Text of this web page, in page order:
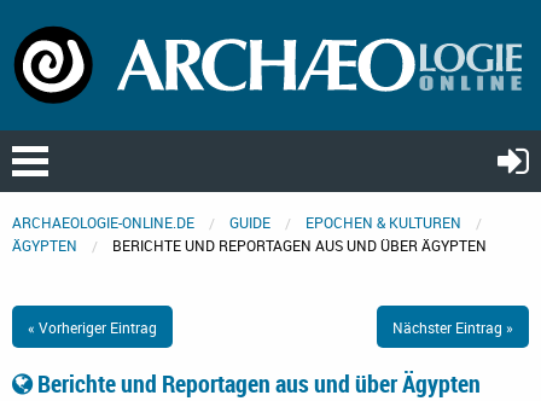
ARCHAEOLOGIE-ONLINE.DE GUIDE
EPOCHEN & KULTUREN
ÄGYPTEN
BERICHTE UND REPORTAGEN AUS UND ÜBER ÄGYPTEN
« Vorheriger Eintrag Nächster Eintrag »
Berichte und Reportagen aus und über Ägypten